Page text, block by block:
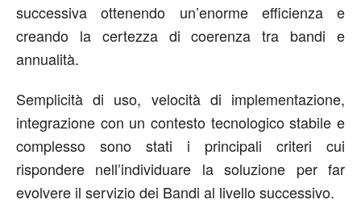
successiva ottenendo un’enorme efficienza e
creando la certezza di coerenza tra bandi e
annualità.
Semplicità di uso, velocità di implementazione,
integrazione con un contesto tecnologico stabile e
complesso sono stati i principali criteri cui
rispondere nell’individuare la soluzione per far
evolvere il servizio dei Bandi al livello successivo.